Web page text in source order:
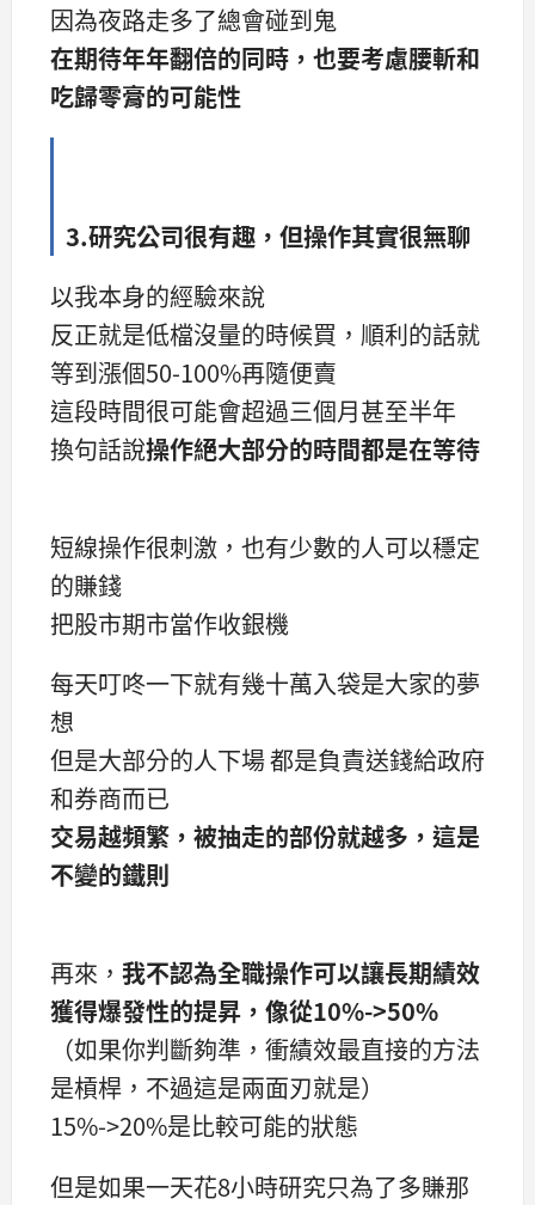
因為夜路走多了總會碰到鬼
在期待年年翻倍的同時，也要考慮腰斬和
吃歸零膏的可能性
3.研究公司很有趣，但操作其實很無聊
以我本身的經驗來說
反正就是低檔沒量的時候買，順利的話就
等到漲個50-100%再隨便賣
這段時間很可能會超過三個月甚至半年
換句話說操作絕大部分的時間都是在等待
短線操作很刺激，也有少數的人可以穩定
的賺錢
把股市期市當作收銀機
每天叮咚一下就有幾十萬入袋是大家的夢
想
但是大部分的人下場 都是負責送錢給政府
和券商而已
交易越頻繁，被抽走的部份就越多，這是
不變的鐵則
再來， 我不認為全職操作可以讓長期績效
獲得爆發性的提昇，像從10%->50%
（如果你判斷夠準，衝績效最直接的方法
是槓桿，不過這是兩面刃就是）
15%->20%是比較可能的狀態
但是如果一天花8小時研究只為了多賺那